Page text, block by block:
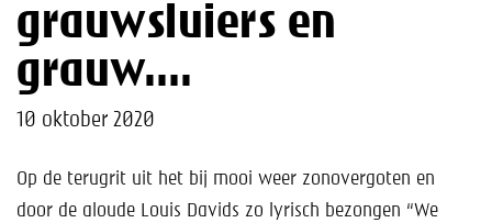
Teams
Jeugd
Toekomst
grauwsluiers en
grauw….
10 oktober 2020
Op de terugrit uit het bij mooi weer zonovergoten en
door de aloude Louis Davids zo lyrisch bezongen “We